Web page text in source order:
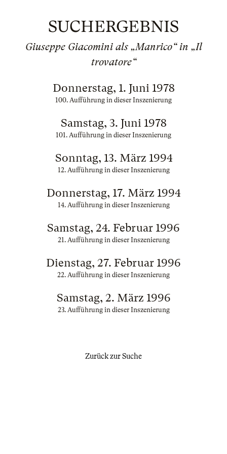
SUCHERGEBNIS
Giuseppe Giacomini als „Manrico“ in „Il
trovatore“
Donnerstag, 1. Juni 1978
100. Aufführung in dieser Inszenierung
Samstag, 3. Juni 1978
101. Aufführung in dieser Inszenierung
Sonntag, 13. März 1994
12. Aufführung in dieser Inszenierung
Donnerstag, 17. März 1994
14. Aufführung in dieser Inszenierung
Samstag, 24. Februar 1996
21. Aufführung in dieser Inszenierung
Dienstag, 27. Februar 1996
22. Aufführung in dieser Inszenierung
Samstag, 2. März 1996
23. Aufführung in dieser Inszenierung
Zurück zur Suche